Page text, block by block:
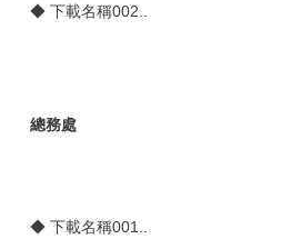
◆ 下載名稱002..
總務處
◆ 下載名稱001..